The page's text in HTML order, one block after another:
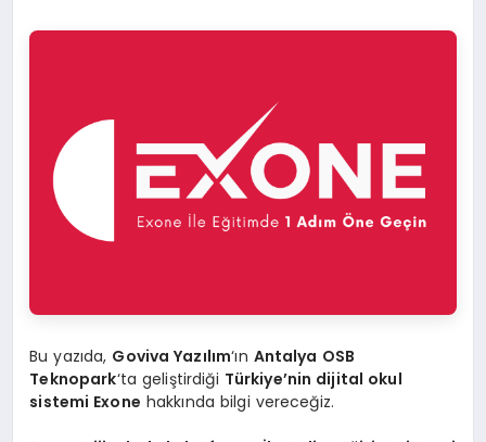
Bu yazıda, Goviva Yazılım‘ın Antalya OSB
Teknopark‘ta geliştirdiği Türkiye’nin dijital okul
sistemi Exone hakkında bilgi vereceğiz.